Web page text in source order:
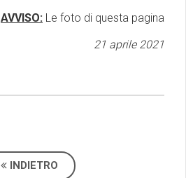
AVVISO: Le foto di questa pagina
21 aprile 2021
INDIETRO